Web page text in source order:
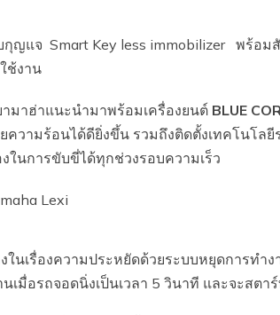
กุญแจ Smart Key less immobilizer พร้
ช้งาน
ามาฮ่าแนะนำมาพร้อมเครื่องยนต์ BLUE
ความร้อนได้ดียิ่งขึ้น รวมถึงติดตั้งเทคโนโล
ในการขับขี่ได้ทุกช่วงรอบความเร็ว
นเรื่องความประหยัดด้วยระบบหยุดการทำ
นเมื่อรถจอดนิ่งเป็นเวลา 5 วินาที และจะสต